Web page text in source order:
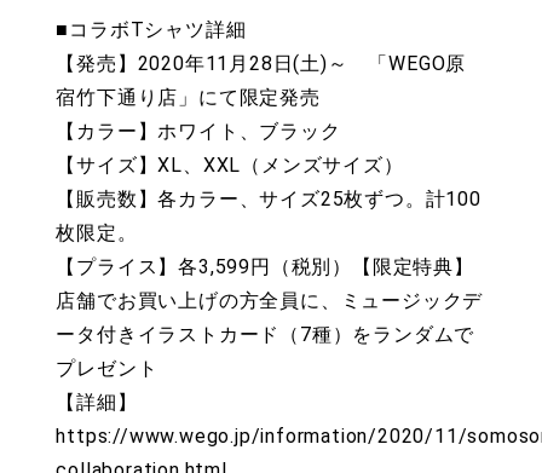
■コラボTシャツ詳細
【発売】2020年11月28日(土)～ 「WEGO原
宿竹下通り店」にて限定発売
【カラー】ホワイト、ブラック
【サイズ】XL、XXL（メンズサイズ）
【販売数】各カラー、サイズ25枚ずつ。計100
枚限定。
【プライス】各3,599円（税別）【限定特典】
店舗でお買い上げの方全員に、ミュージックデ
ータ付きイラストカード（7種）をランダムで
プレゼント
【詳細】
https://www.wego.jp/information/2020/11/